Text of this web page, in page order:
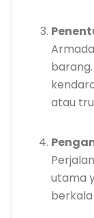
atau
utama